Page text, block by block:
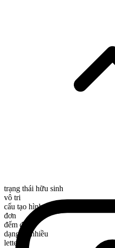
trạng thái hữu sinh
vô tri
cấu tạo hình thái
đơn
đếm được
dạng số nhiều
letters